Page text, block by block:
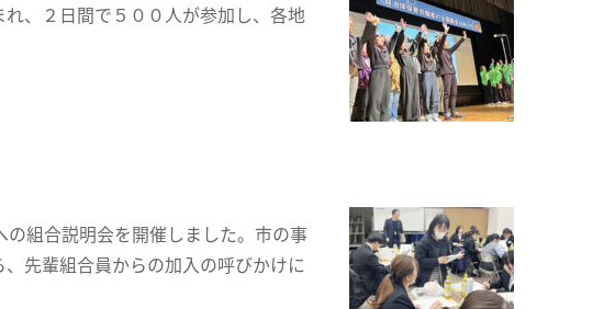
、２日間で５００人が参加し、各地
組合説明会を開催しました。市の事
先輩組合員からの加入の呼びかけに